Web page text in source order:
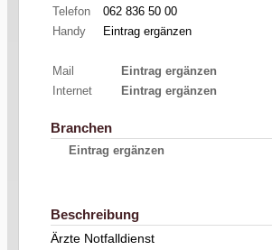
Telefon
062 836 50 00
Handy
Eintrag ergänzen
Mail
Eintrag ergänzen
Internet
Eintrag ergänzen
Branchen
Eintrag ergänzen
Beschreibung
Ärzte Notfalldienst